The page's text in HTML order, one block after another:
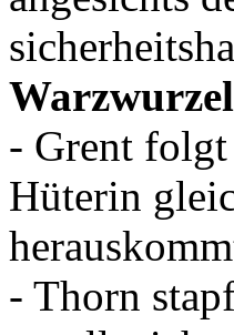
- Grent folgt
Hüterin
- Thorn